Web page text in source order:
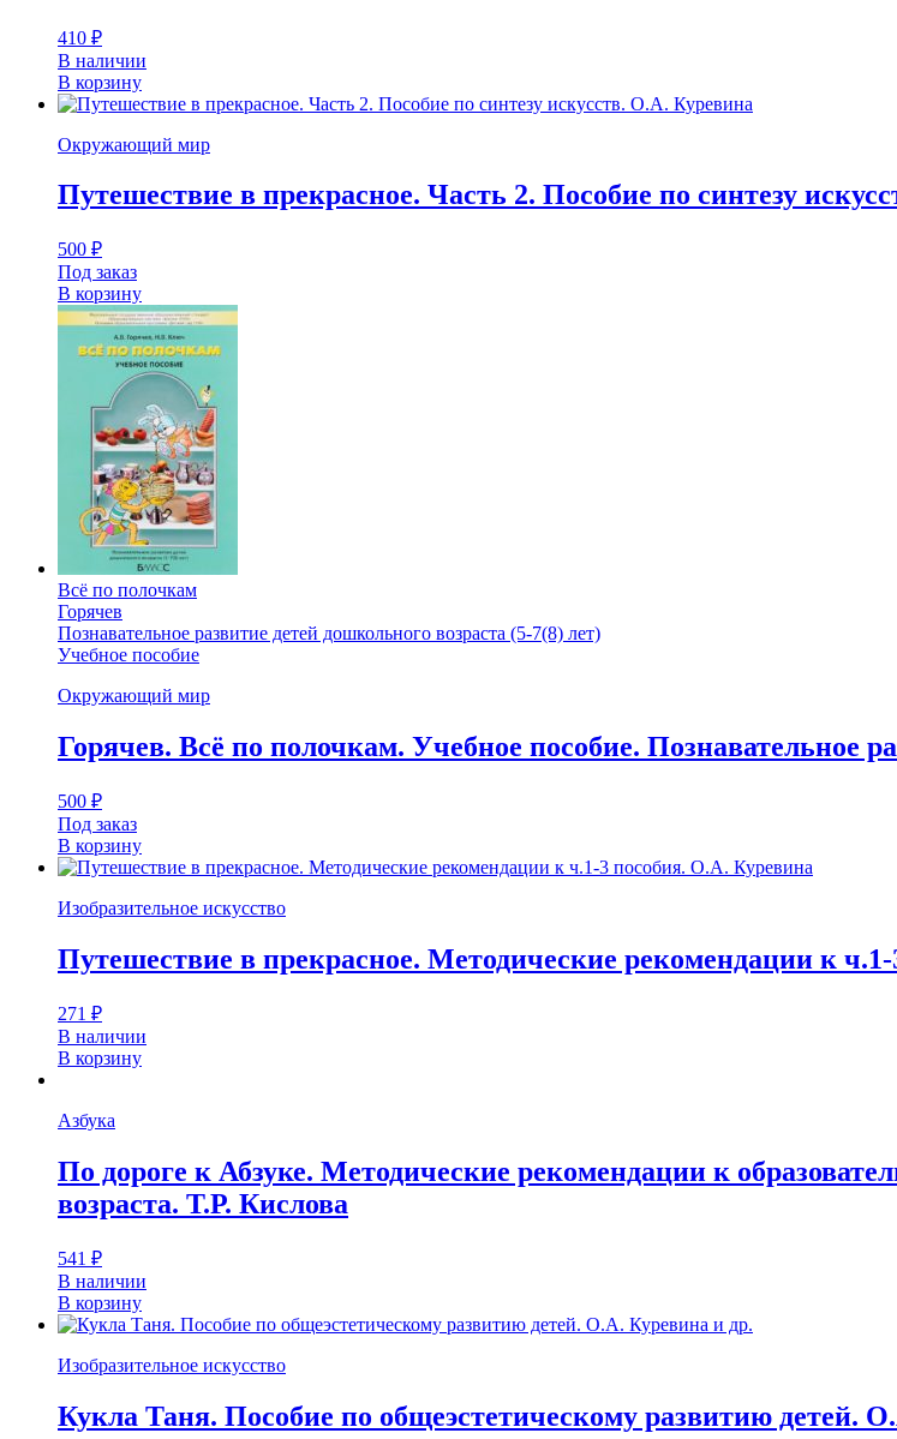
410 ₽
В наличии
В корзину
Окружающий мир
Путешествие в прекрасное. Часть 2. Пособие по синтезу
500 ₽
Под заказ
В корзину
Всё по полочкам
Горячев
Познавательное развитие детей дошкольного возраста (5-7(8) лет)
Учебное пособие
Окружающий мир
Горячев. Всё по полочкам. Учебное пособие. Познавательное
500 ₽
Под заказ
В корзину
Изобразительное искусство
Путешествие в прекрасное. Методические рекомендации к
271 ₽
В наличии
В корзину
Азбука
По дороге к Абзуке. Методические рекомендации к
возраста. Т.Р. Кислова
541 ₽
В наличии
В корзину
Изобразительное искусство
Кукла Таня. Пособие по общеэстетическому развитию детей.